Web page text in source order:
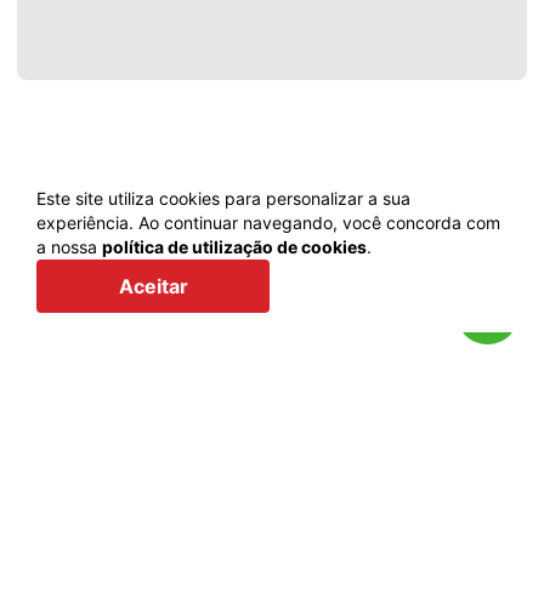
Este site utiliza cookies para personalizar a sua
experiência. Ao continuar navegando, você concorda com
a nossa política de utilização de cookies.
Aceitar